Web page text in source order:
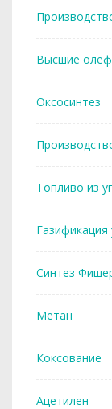
Высшие
Оксосинтез
Топливо из
Газификация
Синтез
Метан
Коксование
Ацетилен